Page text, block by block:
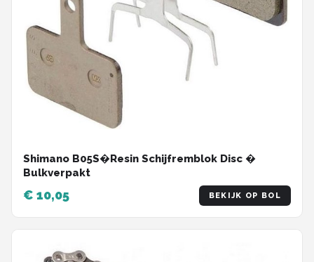
Shimano B05S�Resin Schijfremblok Disc �
Bulkverpakt
€ 10,05 BEKIJK OP BOL